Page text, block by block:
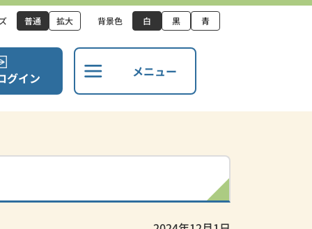
普通 拡大 背景色 白 黒 青
グイン メニュー